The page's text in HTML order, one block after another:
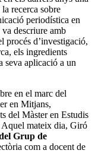
recerca sobre
periodística en
descriure amb
procés d’investigació,
els ingredients
seva aplicació a un
en el marc del
en Mitjans,
del Màster en Estudis
mateix dia, Giró
Grup de
com a docent de